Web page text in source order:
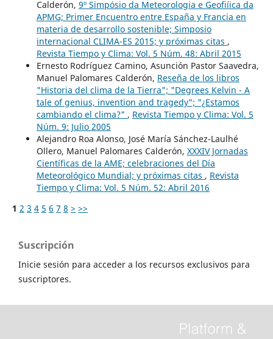
Calderón, 9º Simpósio da Meteorologia e Geofiíica da
APMG; Primer Encuentro entre España y Francia en
materia de desarrollo sostenible; Simposio
internacional CLIMA-ES 2015; y próximas citas ,
Revista Tiempo y Clima: Vol. 5 Núm. 48: Abril 2015
Ernesto Rodríguez Camino, Asunción Pastor Saavedra,
Manuel Palomares Calderón, Reseña de los libros
"Historia del clima de la Tierra"; "Degrees Kelvin - A
tale of genius, invention and tragedy"; "¿Estamos
cambiando el clima?" , Revista Tiempo y Clima: Vol. 5
Núm. 9: Julio 2005
Alejandro Roa Alonso, José María Sánchez-Laulhé
Ollero, Manuel Palomares Calderón, XXXIV Jornadas
Científicas de la AME; celebraciones del Día
Meteorológico Mundial; y próximas citas , Revista
Tiempo y Clima: Vol. 5 Núm. 52: Abril 2016
1 2 3 4 5 6 7 8 > >>
Suscripción
Inicie sesión para acceder a los recursos exclusivos para
suscriptores.